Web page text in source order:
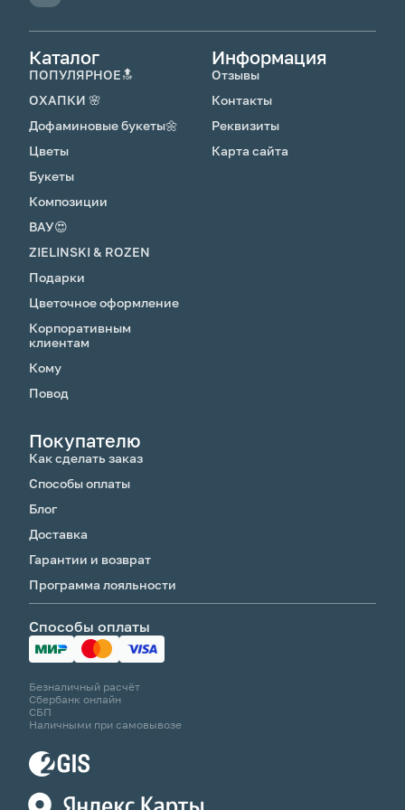
Каталог
ПОПУЛЯРНОЕ🔝
ОХАПКИ 🌸
Дофаминовые букеты🌼
Цветы
Букеты
Композиции
ВАУ😍
ZIELINSKI & ROZEN
Подарки
Цветочное оформление
Корпоративным
клиентам
Кому
Повод
Информация
Отзывы
Контакты
Реквизиты
Карта сайта
Покупателю
Как сделать заказ
Способы оплаты
Блог
Доставка
Гарантии и возврат
Программа лояльности
Способы оплаты
Безналичный расчёт
Сбербанк онлайн
СБП
Наличными при самовывозе